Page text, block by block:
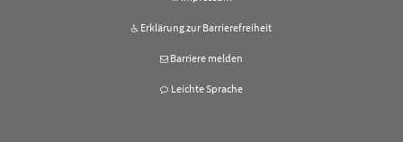
Erklärung zur Barrierefreiheit
Barriere melden
Leichte Sprache